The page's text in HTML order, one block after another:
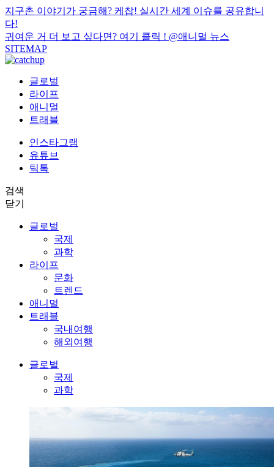
지구촌 이야기가 궁금해? 케찹! 실시간 세계 이슈를 공유합니
다!
귀여운 거 더 보고 싶다면? 여기 클릭 ! @애니멀 뉴스
SITEMAP
글로벌
라이프
애니멀
트래블
인스타그램
유튜브
틱톡
검색
닫기
글로벌
국제
과학
라이프
문화
트렌드
애니멀
트래블
국내여행
해외여행
글로벌
국제
과학